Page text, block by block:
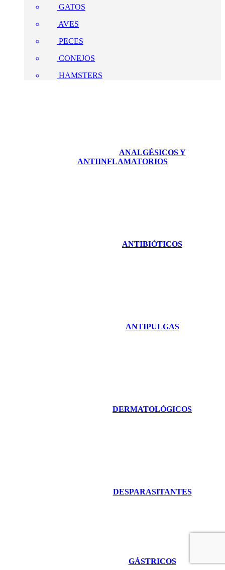
GATOS
AVES
PECES
CONEJOS
HAMSTERS
ANALGÉSICOS Y
ANTIINFLAMATORIOS
ANTIBIÓTICOS
ANTIPULGAS
DERMATOLÓGICOS
DESPARASITANTES
GÁSTRICOS